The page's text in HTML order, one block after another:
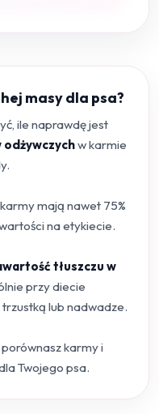
masy dla psa?
ile naprawdę jest
odżywczychw karmie
mają nawet 75%
na etykiecie.
tłuszczu w
przy diecie
lub nadwadze.
karmy i
Twojego psa.